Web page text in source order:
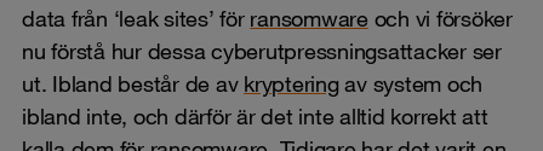
data från ‘leak sites’ för ransomwareoch vi försöker
nu förstå hur dessa cyberutpressningsattacker ser
ut. Ibland består de av krypteringav system och
ibland inte, och därför är det inte alltid korrekt att